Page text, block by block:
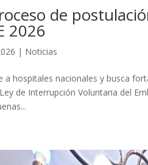
de
2026
| Noticias
a hospitales nacionales y busca
de Interrupción Voluntaria del